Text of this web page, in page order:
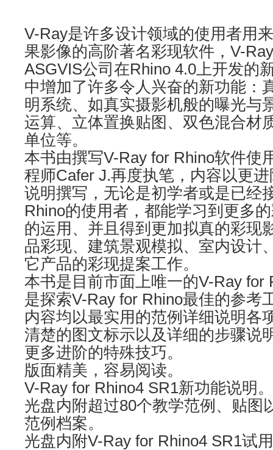
V-Ray是许多设计领域的使用者用
果影像的高阶著名彩现软件，V-
ASGVIS公司在Rhino 4.0上开发的
中增加了许多令人兴奋的新功能：
明系统、如真实摄影机般的曝光与
运算、立体置换贴图、双色混合材
单位等。
本书由撰写V-Ray for Rhino软件使
程师Cafer J.再度执笔，内容以更
说明撰写，无论是初学者或是已经
Rhino的使用者，都能学习到更多
的运用、并且得到更加拟真的彩现
品彩现、建筑景观模拟、室内设计
它产品的彩现提案工作。
本书是目前市面上唯一的V-Ray for
是探索V-Ray for Rhino最佳的参考
内容均以最实用的范例详细说明各
清楚的图文标示以及详细的步骤说
更多进阶的特殊技巧。
版面精美，容易阅读。
V-Ray for Rhino4 SR1新功能说明。
光盘内附超过80个教学范例、贴图
范例档案。
光盘内附V-Ray for Rhino4 SR1试